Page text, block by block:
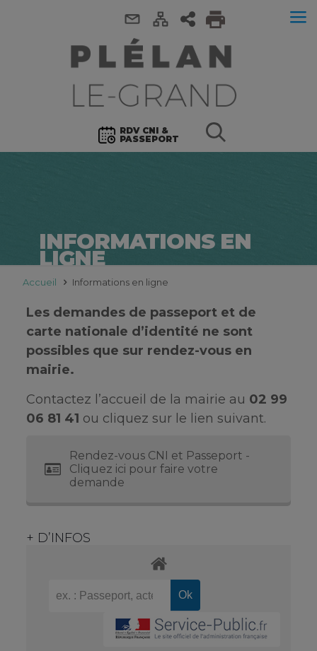
RDV CNI &
PASSEPORT
INFORMATIONS EN
LIGNE
Accueil Informations en ligne
Les demandes de passeport et de
carte nationale d’identité ne sont
possibles que sur rendez-vous en
mairie.
Contactez l’accueil de la mairie au 02 99
06 81 41 ou cliquez sur le lien suivant.
Rendez-vous CNI et Passeport -
Cliquez ici pour faire votre
demande
+ D’INFOS